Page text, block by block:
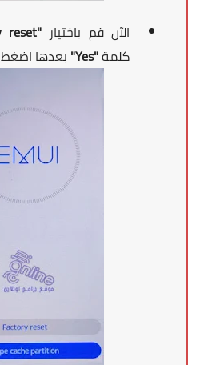
الآن قم باختيار "Factory reset"
كلمة"Yes" بعدها اضغط